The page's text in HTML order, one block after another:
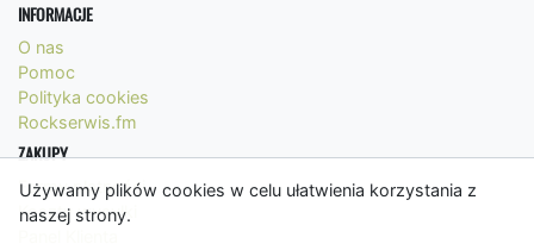
Używamy plików cookies w celu ułatwienia korzystania z
naszej strony.
INFORMACJE
O nas
Pomoc
Polityka cookies
Rockserwis.fm
ZAKUPY
Formy płatności
Koszty wysyłki